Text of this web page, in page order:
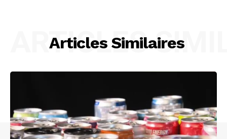
Articles Similaires
ARTICLES